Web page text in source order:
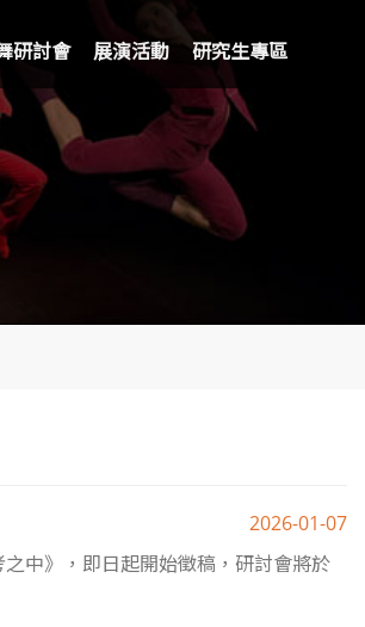
研討會 展演活動 研究生專區
2026-01-07
中》，即日起開始徵稿，研討會將於